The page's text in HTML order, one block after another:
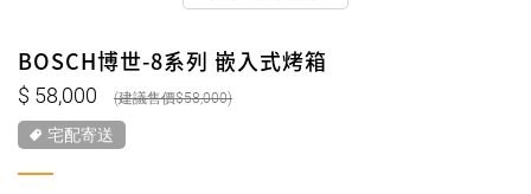
BOSCH博世-8系列 嵌入式烤箱
58,000 58,000
宅配寄送